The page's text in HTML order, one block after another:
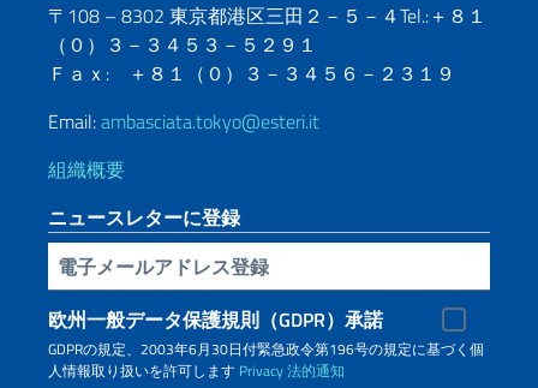
〒108 – 8302 東京都港区三田２－５－４Tel.:＋８１
（０）３－３４５３－５２９１
Ｆａｘ: ＋８１（０）３－３４５６－２３１９
Email:ambasciata.tokyo@esteri.it
組織概要
ニュースレターに登録
電子メールアドレス登録
欧州一般データ保護規則（GDPR）承諾
GDPRの規定、2003年6月30日付緊急政令第196号の規定に基づく個
人情報取り扱いを許可します Privacy法的通知